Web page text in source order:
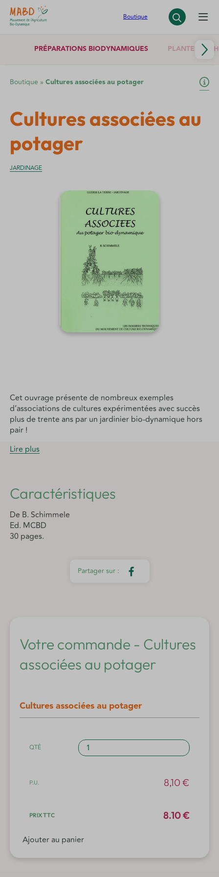
Panneau de gestion des cookies
Boutique
PRÉPARATIONS BIODYNAMIQUES PLANTES
Boutique » Cultures associées au potager
Cultures associées au
potager
JARDINAGE
Cet ouvrage présente de nombreux exemples
d’associations de cultures expérimentées avec succès
plus de trente ans par un jardinier bio-dynamique hors
pair !
Lire plus
Caractéristiques
De B. Schimmele
Ed. MCBD
30 pages.
Votre commande - Cultures
associées au potager
Cultures associées au potager
quantité
de
8,10 €
8.10 €
Ajouter au panier